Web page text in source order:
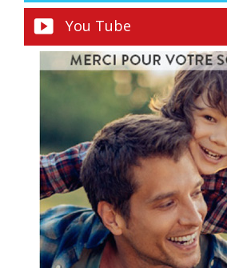
You Tube